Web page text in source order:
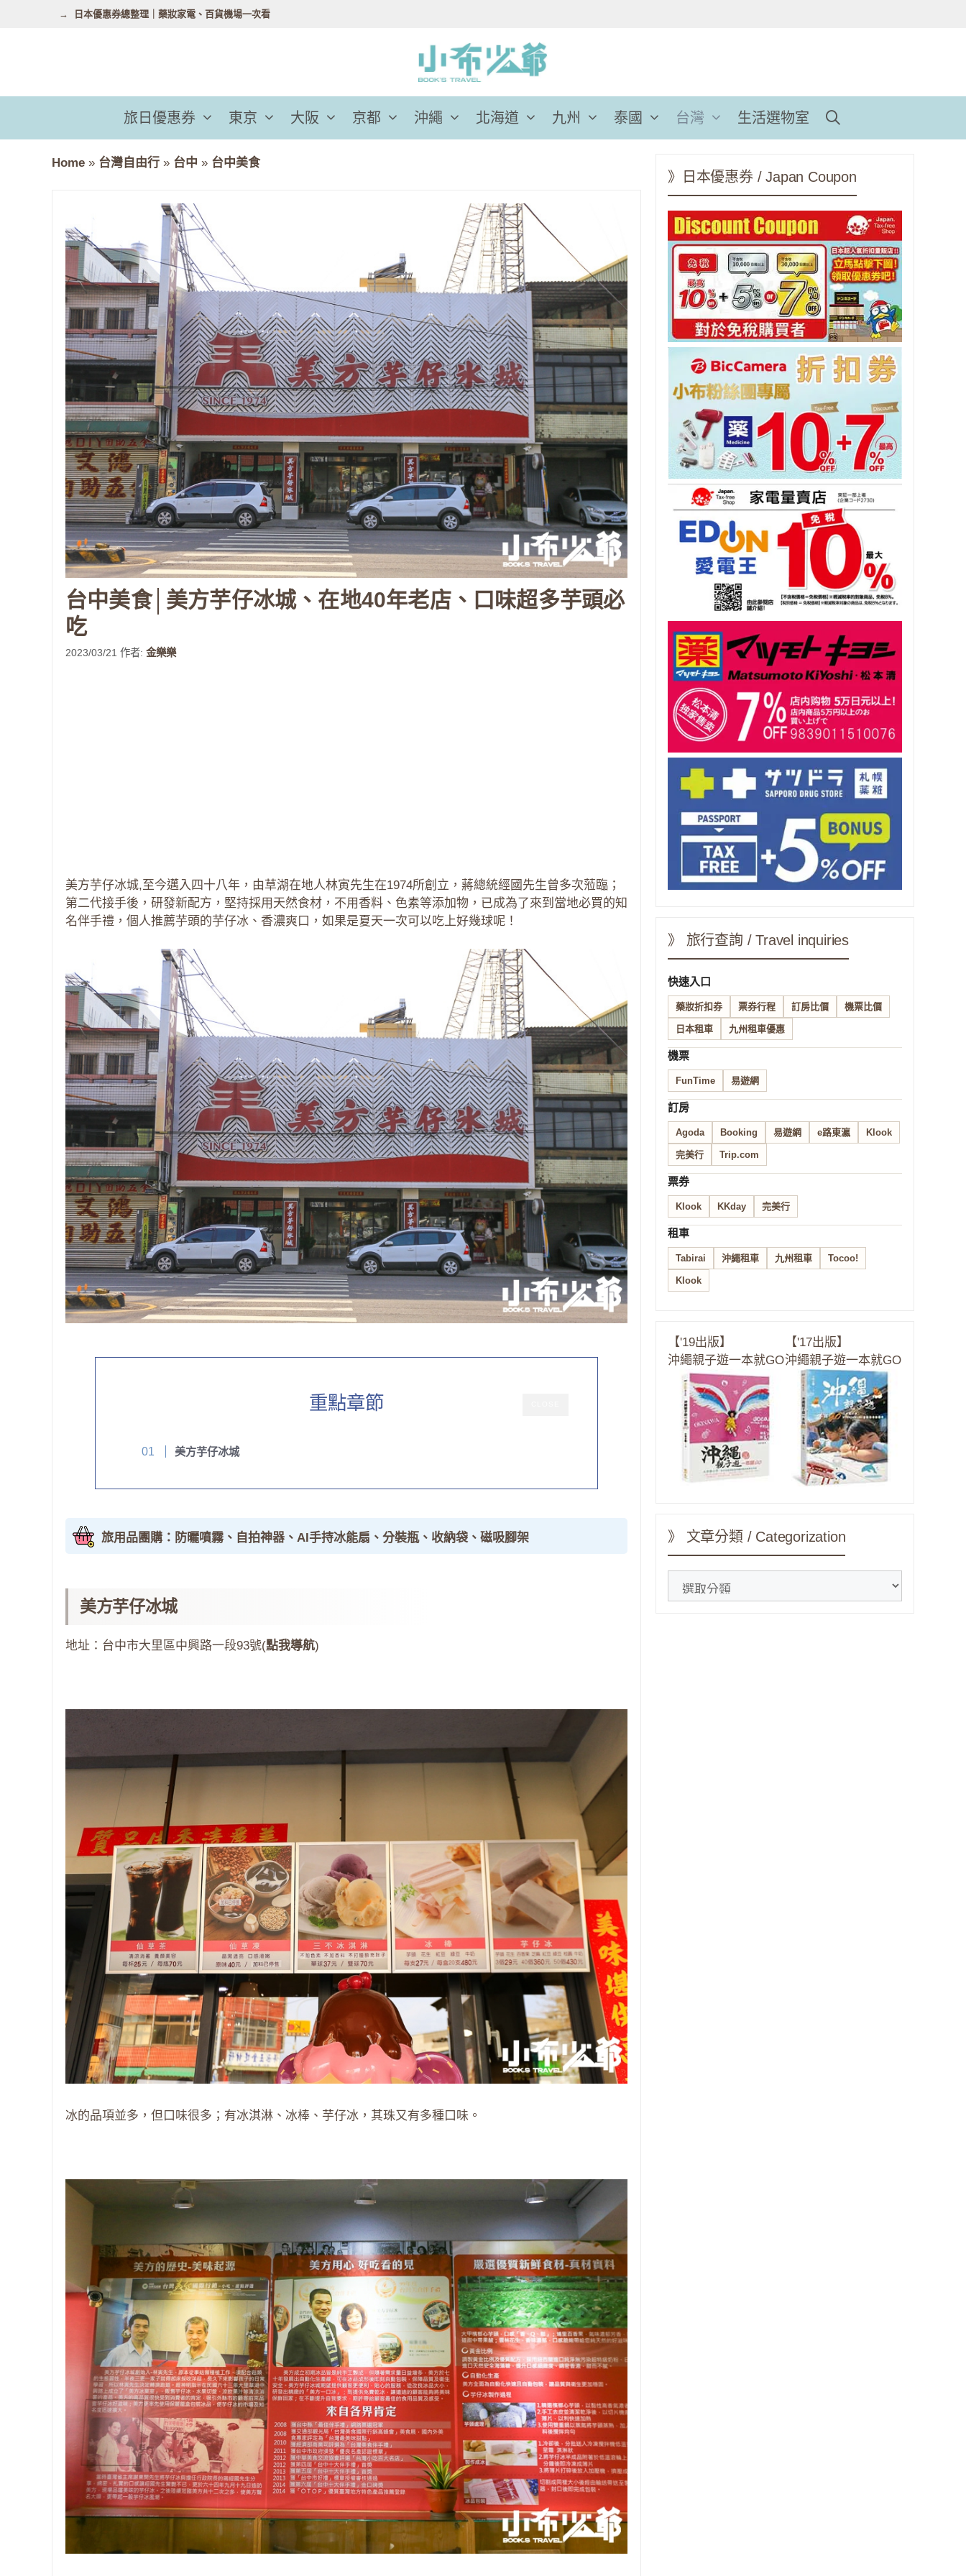
容
日本優惠券總整理｜藥妝家電、百貨機場一次看
旅日優惠券 東京 大阪 京都 沖繩 北海道 九州 泰國 台灣 生活選物室
Home » 台灣自由行 » 台中 » 台中美食
台中美食│美方芋仔冰城、在地40年老店、口味超多芋頭必
吃
2023/03/21 作者: 金樂樂
美方芋仔冰城,至今邁入四十八年，由草湖在地人林寅先生在1974所創立，蔣總統經國先生曾多次蒞臨；
第二代接手後，研發新配方，堅持採用天然食材，不用香料、色素等添加物，已成為了來到當地必買的知
名伴手禮，個人推薦芋頭的芋仔冰、香濃爽口，如果是夏天一次可以吃上好幾球呢！
重點章節
美方芋仔冰城
旅用品團購：防曬噴霧、自拍神器、AI手持冰能扇、分裝瓶、收納袋、磁吸腳架
美方芋仔冰城
地址：台中市大里區中興路一段93號(點我導航)
冰的品項並多，但口味很多；有冰淇淋、冰棒、芋仔冰，其珠又有多種口味。
》日本優惠券 / Japan Coupon
》 旅行查詢 / Travel inquiries
快速入口
藥妝折扣券 票券行程 訂房比價 機票比價
日本租車 九州租車優惠
機票
FunTime 易遊網
訂房
Agoda Booking 易遊網 e路東瀛 Klook
完美行 Trip.com
票券
Klook KKday 完美行
租車
Tabirai 沖繩租車 九州租車 Tocoo!
Klook
【'19出版】
沖繩親子遊一本就GO
【'17出版】
沖繩親子遊一本就GO
》 文章分類 / Categorization